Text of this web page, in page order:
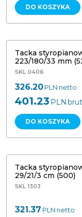
DO KOSZYKA
Tacka styropianowa 223/
Tacka
223/180/33 mm
SKL 0406
326.20PLN netto
401.23PLN
DO KOSZYKA
Tacka
29/21/3 cm (500)
SKL 1303
321.37 PLN netto